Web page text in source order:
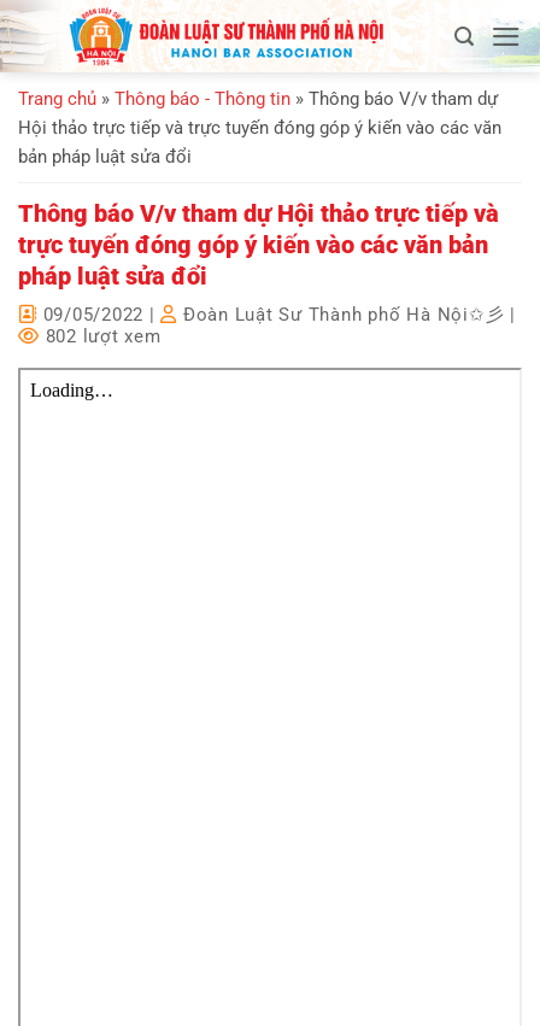
Bỏ
qua
nội
dung
Trang chủ » Thông báo - Thông tin » Thông báo V/v tham dự
Hội thảo trực tiếp và trực tuyến đóng góp ý kiến vào các văn
bản pháp luật sửa đổi
Thông báo V/v tham dự Hội thảo trực tiếp và
trực tuyến đóng góp ý kiến vào các văn bản
pháp luật sửa đổi
09/05/2022 | Đoàn Luật Sư Thành phố Hà Nội✩彡 |
802 lượt xem